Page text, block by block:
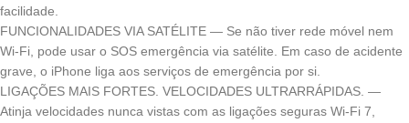
facilidade.
FUNCIONALIDADES VIA SATÉLITE — Se não tiver rede móvel nem
Wi‑Fi, pode usar o SOS emergência via satélite. Em caso de acidente
grave, o iPhone liga aos serviços de emergência por si.
LIGAÇÕES MAIS FORTES. VELOCIDADES ULTRARRÁPIDAS. —
Atinja velocidades nunca vistas com as ligações seguras Wi‑Fi 7,